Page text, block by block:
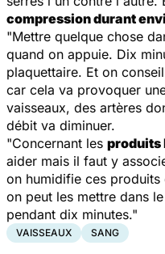
compression durant
"Mettre quelque chose
quand on appuie. Dix
plaquettaire. Et on
car cela va provoquer
vaisseaux, des artères
débit va diminuer.
"Concernant les produits
aider mais il faut y
on humidifie ces
on peut les mettre dans
pendant dix minutes."
VAISSEAUX SANG